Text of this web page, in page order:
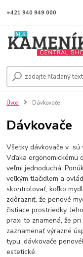
+421 940 949 000
Úvod Dávkovače
Dávkovače
Všetky dávkovače v sú
Vďaka ergonomickému
veľmi jednoduchá.
veľkým tlačidlom a
skontrolovať, koľko
zdôrazniť, že penové
čistiace prostriedky.
praxi to znamená, že
zaznamenať výrazné
typu, dávkovače
estetické.